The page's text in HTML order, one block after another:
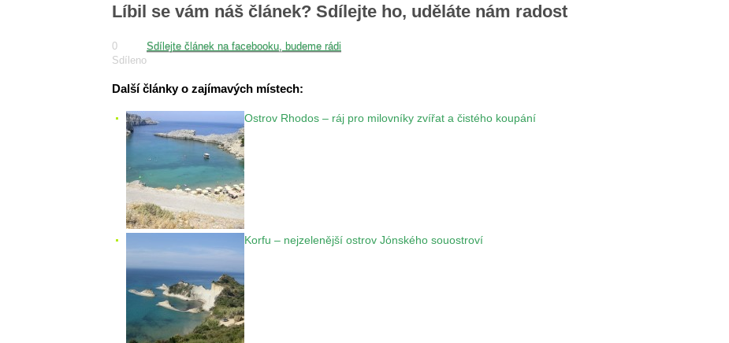
Líbil se vám náš článek? Sdílejte ho, uděláte nám radost
0
Sdíleno
Sdílejte článek na facebooku, budeme rádi
Další články o zajímavých místech:
Ostrov Rhodos – ráj pro milovníky zvířat a čistého koupání
Korfu – nejzelenější ostrov Jónského souostroví